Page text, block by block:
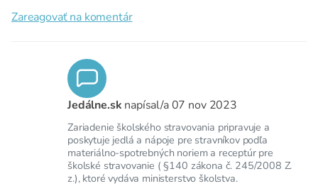
Zareagovať na komentár
Jedálne.sk napísal/a07 nov 2023
Zariadenie školského stravovania pripravuje a
poskytuje jedlá a nápoje pre stravníkov podľa
materiálno-spotrebných noriem a receptúr pre
školské stravovanie ( §140 zákona č. 245/2008 Z.
z.), ktoré vydáva ministerstvo školstva.